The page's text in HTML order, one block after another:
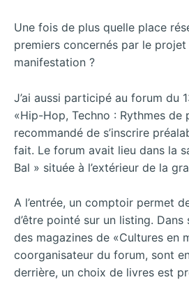
Une fois de plus quelle place
premiers concernés par le
manifestation ?
J’ai aussi participé au forum du
«Hip-Hop, Techno : Rythmes de
recommandé de s’inscrire
fait. Le forum avait lieu dans la
Bal » située à l’extérieur de la
A l’entrée, un comptoir permet
d’être pointé sur un listing.
des magazines de «Cultures en
coorganisateur du forum, sont
derrière, un choix de livres est